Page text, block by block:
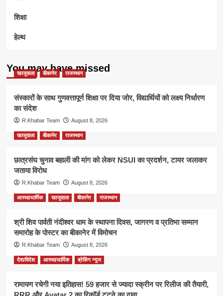
शिक्षा
हेल्थ
You may have missed
खाजूवाला बीकानेर राजस्थान
संस्कारों के साथ गुणवत्तापूर्ण शिक्षा पर दिया जोर, विद्यार्थियों को लक्ष्य निर्धारण
का संदेश
R.Khabar Team August 8, 2026
खाजूवाला बीकानेर राजस्थान
छात्रसंघ चुनाव बहाली की मांग को लेकर NSUI का प्रदर्शन, टायर जलाकर
जताया विरोध
R.Khabar Team August 8, 2026
आस्था/धार्मिक खाजूवाला बीकानेर राजस्थान
श्री शिव पार्वती नंदीश्वर धाम के स्थापना दिवस, जागरण व प्रतिभा सम्मान
समारोह के पोस्टर का बीकानेर में विमोचन
R.Khabar Team August 8, 2026
देश/विदेश आस्था/धार्मिक ब्रेकिंग न्यूज
रामायण रचेगी नया इतिहास! 59 हजार से ज्यादा स्क्रीन पर रिलीज की तैयारी,